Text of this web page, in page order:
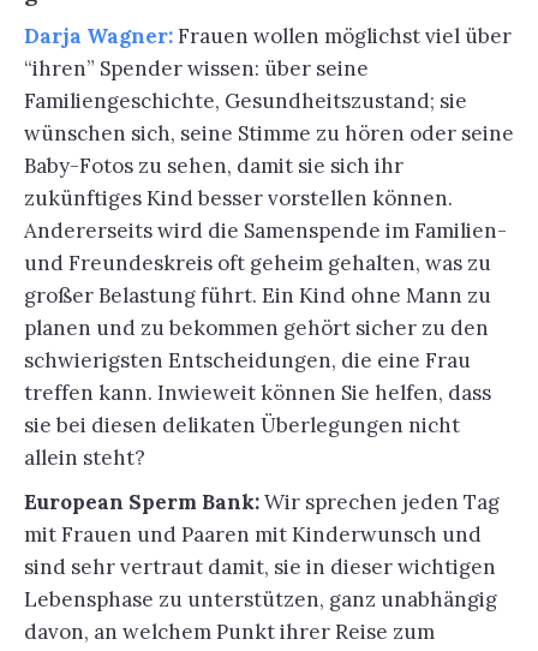
Darja Wagner:Frauen wollen möglichst viel über
“ihren” Spender wissen: über seine
Familiengeschichte, Gesundheitszustand; sie
wünschen sich, seine Stimme zu hören oder seine
Baby-Fotos zu sehen, damit sie sich ihr
zukünftiges Kind besser vorstellen können.
Andererseits wird die Samenspende im Familien-
und Freundeskreis oft geheim gehalten, was zu
großer Belastung führt. Ein Kind ohne Mann zu
planen und zu bekommen gehört sicher zu den
schwierigsten Entscheidungen, die eine Frau
treffen kann. Inwieweit können Sie helfen, dass
sie bei diesen delikaten Überlegungen nicht
allein steht?
European Sperm Bank:Wir sprechen jeden Tag
mit Frauen und Paaren mit Kinderwunsch und
sind sehr vertraut damit, sie in dieser wichtigen
Lebensphase zu unterstützen, ganz unabhängig
davon, an welchem Punkt ihrer Reise zum